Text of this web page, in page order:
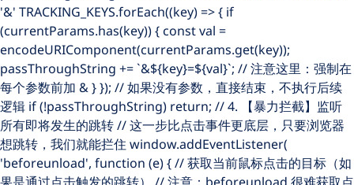
'&' TRACKING_KEYS.forEach((key) => { if
(currentParams.has(key)) { const val =
encodeURIComponent(currentParams.get(key));
passThroughString += `&${key}=${val}`; // 注意这里：强制在
每个参数前加 & } }); // 如果没有参数，直接结束，不执行后续
逻辑 if (!passThroughString) return; // 4. 【暴力拦截】监听
所有即将发生的跳转 // 这一步比点击事件更底层，只要浏览器
想跳转，我们就能拦住 window.addEventListener(
'beforeunload', function (e) { // 获取当前鼠标点击的目标（如